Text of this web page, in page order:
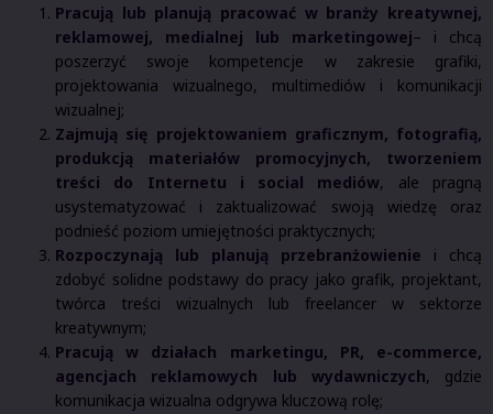
Pracują lub planują pracować w branży kreatywnej,
reklamowej, medialnej lub marketingowej– i chcą
poszerzyć swoje kompetencje w zakresie grafiki,
projektowania wizualnego, multimediów i komunikacji
wizualnej;
Zajmują się projektowaniem graficznym, fotografią,
produkcją materiałów promocyjnych, tworzeniem
treści do Internetu i social mediów, ale pragną
usystematyzować i zaktualizować swoją wiedzę oraz
podnieść poziom umiejętności praktycznych;
Rozpoczynają lub planują przebranżowienie i chcą
zdobyć solidne podstawy do pracy jako grafik, projektant,
twórca treści wizualnych lub freelancer w sektorze
kreatywnym;
Pracują w działach marketingu, PR, e-commerce,
agencjach reklamowych lub wydawniczych, gdzie
komunikacja wizualna odgrywa kluczową rolę;